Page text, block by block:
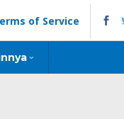
of Service